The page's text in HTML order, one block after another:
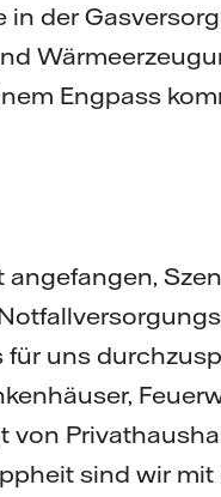
in der
Engpass
uns
von
sind wir